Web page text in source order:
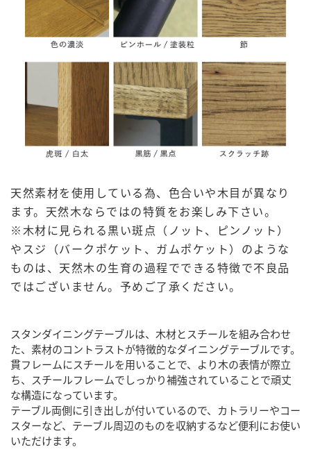
天然素材を使用している為、色合いや木目が異なり
ます。天然木ならではの特質をお楽しみ下さい。
※木材に見られる黒い斑点（ノット、ピンノット）
やスジ（バークポケット、ガムポケット）のような
ものは、天然木の生育の過程でできる特徴で不良品
ではございません。予めご了承ください。
スタンダイニングテーブルは、木材とスチールを組み合わせ
た、素材のコントラストが特徴的なダイニングテーブルです。
貫フレームにスチールを用いることで、より木の表情が際立
ち、スチールフレームでしっかり補強されていることで頑丈
な構造になっています。
テーブル両側に引き出しが付いているので、カトラリーやコー
スターなど、テーブル周辺のものを収納するなど便利にお使い
いただけます。